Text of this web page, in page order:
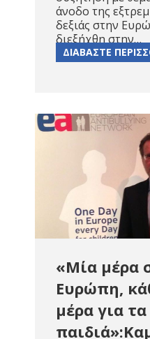
άνοδο της
δεξιάς στην
διεξήχθη στην…
ΔΙΑΒΑΣΤΕ
«Mία μέρα
Ευρώπη,
μέρα για τα